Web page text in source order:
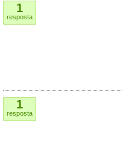
1
resposta
1
resposta